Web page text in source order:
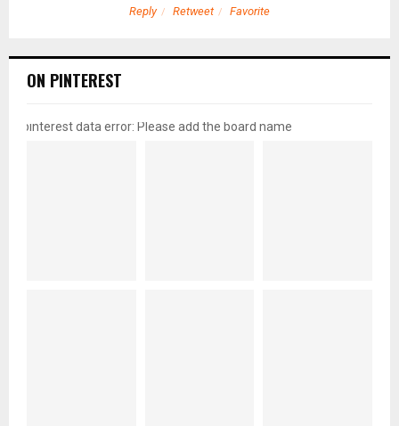
Reply Retweet Favorite
ON PINTEREST
pinterest data error: Please add the board name